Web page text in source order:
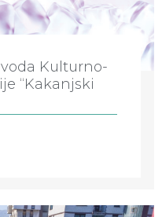
Kulturno-
“Kakanjski